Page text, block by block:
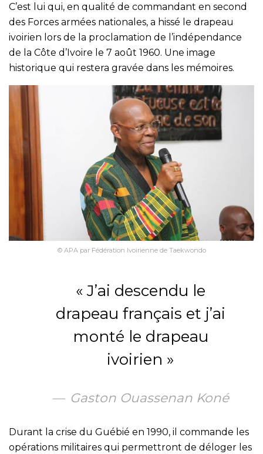
C’est lui qui, en qualité de commandant en second
des Forces armées nationales, a hissé le drapeau
ivoirien lors de la proclamation de l’indépendance
de la Côte d’Ivoire le 7 août 1960. Une image
historique qui restera gravée dans les mémoires.
© APA par Fédération Ivoirienne de Taekwondo
« J’ai descendu le
drapeau français et j’ai
monté le drapeau
ivoirien »
Gaston Ouassenan Koné
Durant la crise du Guébié en 1990, il commande les
opérations militaires qui permettront de déloger les